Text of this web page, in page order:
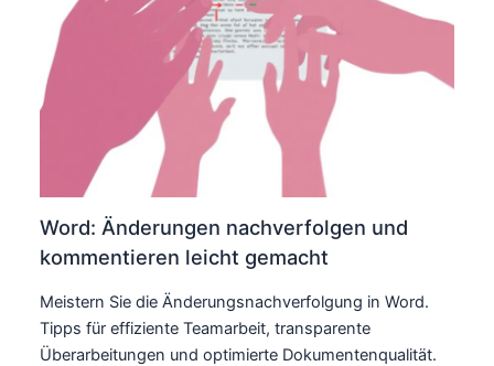
Word: Änderungen nachverfolgen und
kommentieren leicht gemacht
Meistern Sie die Änderungsnachverfolgung in Word.
Tipps für effiziente Teamarbeit, transparente
Überarbeitungen und optimierte Dokumentenqualität.